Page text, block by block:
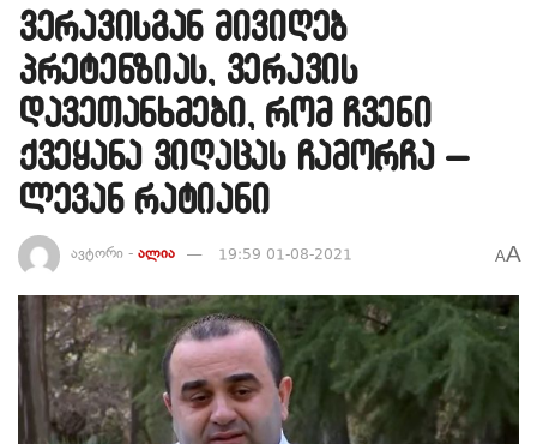
ვერავისგან მივიღებ
პრეტენზიას, ვერავის
დავეთანხმები, რომ ჩვენი
ქვეყანა ვიღაცას ჩამორჩა –
ლევან რატიანი
ავტორი - ალია 19:59 01-08-2021 AA